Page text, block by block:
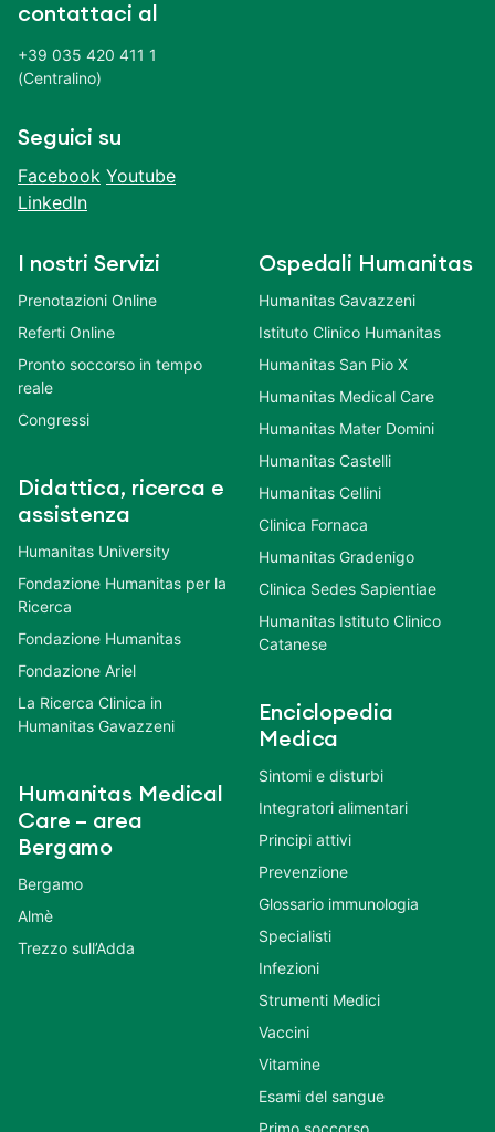
contattaci al
+39 035 420 411 1
(Centralino)
Seguici su
Facebook Youtube
LinkedIn
I nostri Servizi
Prenotazioni Online
Referti Online
Pronto soccorso in tempo
reale
Congressi
Didattica, ricerca e
assistenza
Humanitas University
Fondazione Humanitas per la
Ricerca
Fondazione Humanitas
Fondazione Ariel
La Ricerca Clinica in
Humanitas Gavazzeni
Humanitas Medical
Care – area
Bergamo
Bergamo
Almè
Trezzo sull’Adda
Ospedali Humanitas
Humanitas Gavazzeni
Istituto Clinico Humanitas
Humanitas San Pio X
Humanitas Medical Care
Humanitas Mater Domini
Humanitas Castelli
Humanitas Cellini
Clinica Fornaca
Humanitas Gradenigo
Clinica Sedes Sapientiae
Humanitas Istituto Clinico
Catanese
Enciclopedia
Medica
Sintomi e disturbi
Integratori alimentari
Principi attivi
Prevenzione
Glossario immunologia
Specialisti
Infezioni
Strumenti Medici
Vaccini
Vitamine
Esami del sangue
Primo soccorso